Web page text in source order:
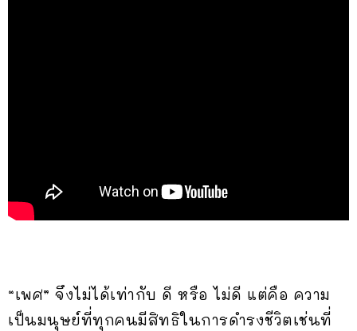
“เพศ” จึงไม่ได้เท่ากับ ดี หรือ ไม่ดี แต่คือ ความ
เป็นมนุษย์ที่ทุกคนมีสิทธิในการดำรงชีวิตเช่นที่